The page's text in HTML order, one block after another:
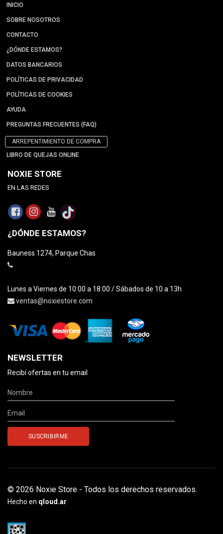
INICIO
SOBRE NOSOTROS
CONTACTO
¿DÓNDE ESTAMOS?
DATOS BANCARIOS
POLÍTICAS DE PRIVACIDAD
POLÍTICAS DE COOKIES
AYUDA
PREGUNTAS FRECUENTES (FAQ)
ARREPENTIMIENTO DE COMPRA
LIBRO DE QUEJAS ONLINE
NOXIE STORE
EN LAS REDES
¿DÓNDE ESTAMOS?
Bauness 1274, Parque Chas
Lunes a Viernes de 10:00 a 18:00 / Sábados de 10 a 13h
ventas@noxiestore.com
NEWSLETTER
Recibí ofertas en tu email
© 2026 Noxie Store - Todos los derechos reservados.
Hecho en qloud.ar